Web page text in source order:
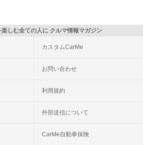
しむ全ての人に クルマ情報マガジン
カスタムCarMe
お問い合わせ
利用規約
外部送信について
CarMe自動車保険